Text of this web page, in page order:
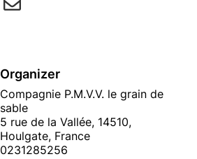
Organizer
Compagnie P.M.V.V. le grain de
sable
5 rue de la Vallée, 14510,
Houlgate, France
0231285256